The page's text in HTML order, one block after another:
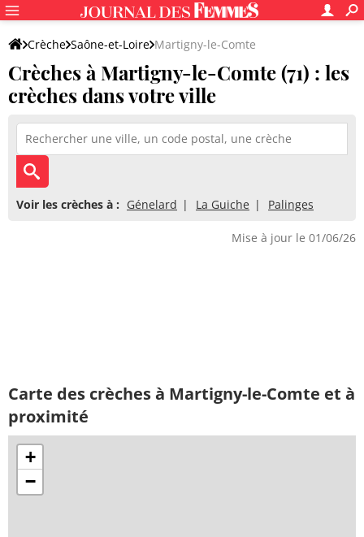
Crèche Saône-et-Loire Martigny-le-Comte
Crèches à Martigny-le-Comte (71) : les
crèches dans votre ville
Voir les crèches à : Génelard La Guiche Palinges
Mise à jour le 01/06/26
Carte des crèches à Martigny-le-Comte et à
proximité
+
−